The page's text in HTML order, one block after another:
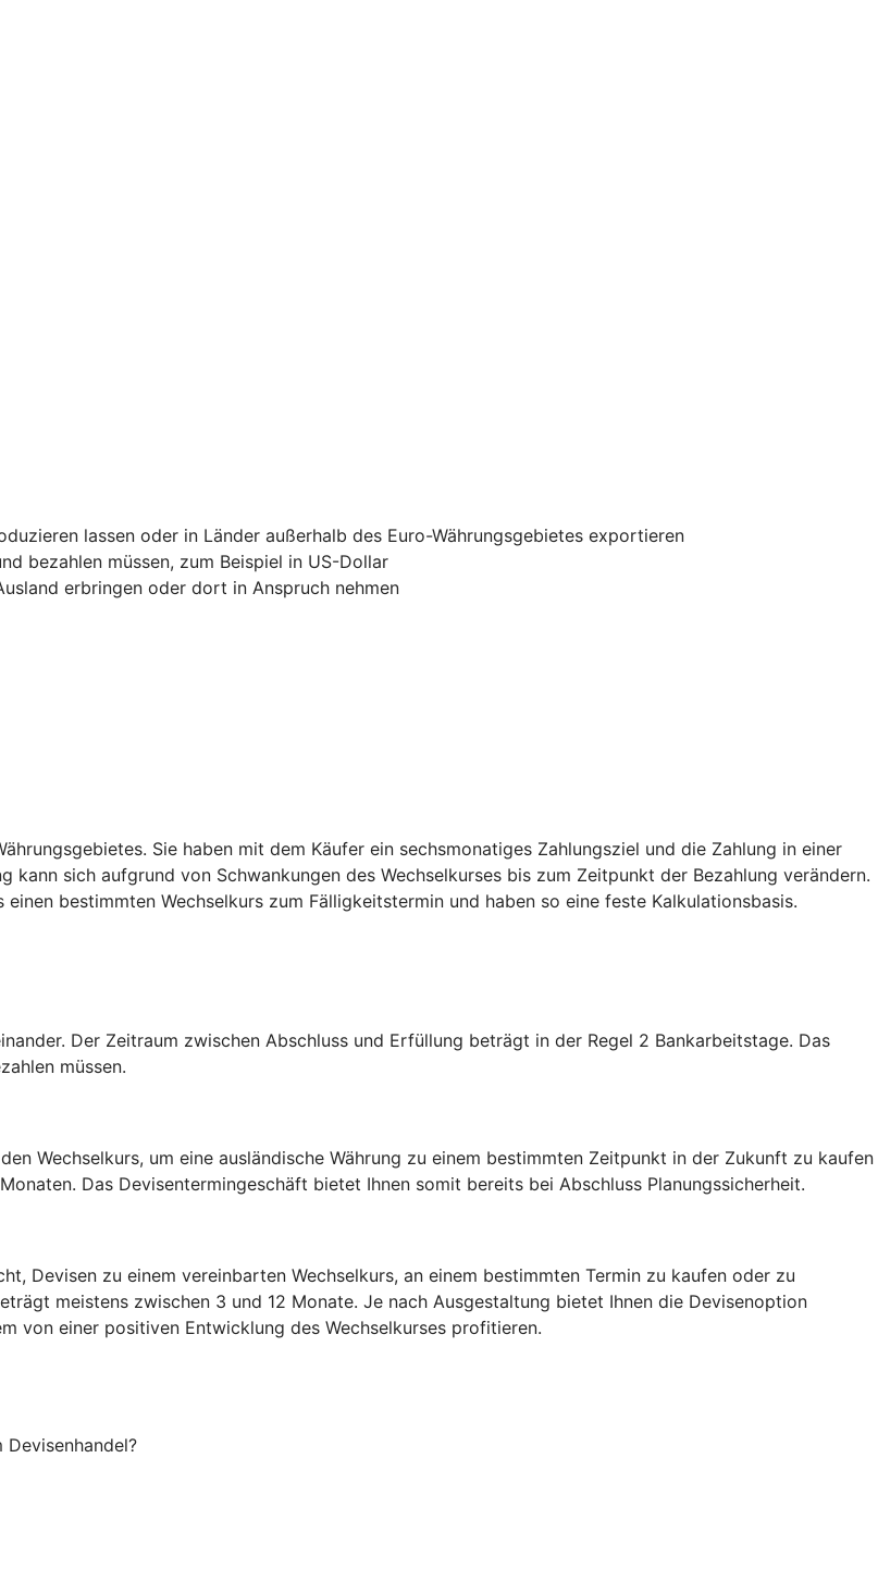
lassen oder in Länder außerhalb des Euro-Währungsgebietes exportieren
bezahlen müssen, zum Beispiel in US-Dollar
erbringen oder dort in Anspruch nehmen
Sie haben mit dem Käufer ein sechsmonatiges Zahlungsziel und die Zahlung in einer
kann sich aufgrund von Schwankungen des Wechselkurses bis zum Zeitpunkt der Bezahlung verändern.
bestimmten Wechselkurs zum Fälligkeitstermin und haben so eine feste Kalkulationsbasis.
Der Zeitraum zwischen Abschluss und Erfüllung beträgt in der Regel 2 Bankarbeitstage. Das
müssen.
Wechselkurs, um eine ausländische Währung zu einem bestimmten Zeitpunkt in der Zukunft zu kaufen
Das Devisentermingeschäft bietet Ihnen somit bereits bei Abschluss Planungssicherheit.
Devisen zu einem vereinbarten Wechselkurs, an einem bestimmten Termin zu kaufen oder zu
meistens zwischen 3 und 12 Monate. Je nach Ausgestaltung bietet Ihnen die Devisenoption
von einer positiven Entwicklung des Wechselkurses profitieren.